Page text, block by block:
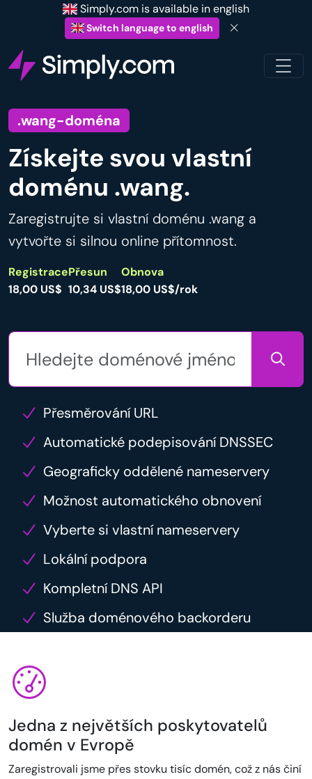
Simply.com is available in english
Switch language to english
.wang-doména
Získejte svou vlastní
doménu .wang.
Zaregistrujte si vlastní doménu .wang a
vytvořte si silnou online přítomnost.
Registrace
18,00 US$
Přesun
10,34 US$
Obnova
18,00 US$/rok
Přesměrování URL
Automatické podepisování DNSSEC
Geograficky oddělené nameservery
Možnost automatického obnovení
Vyberte si vlastní nameservery
Lokální podpora
Kompletní DNS API
Služba doménového backorderu
Jedna z největších poskytovatelů
domén v Evropě
Zaregistrovali jsme přes stovku tisíc domén, což z nás činí